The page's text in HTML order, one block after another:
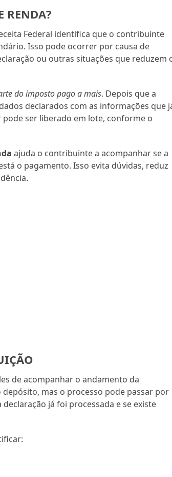
RENDA?
Federal identifica que o contribuinte
Isso pode ocorrer por causa de
ou outras situações que reduzem
do imposto pago a mais. Depois que a
declarados com as informações que
ser liberado em lote, conforme o
ajuda o contribuinte a acompanhar se a
o pagamento. Isso evita dúvidas, reduz
de acompanhar o andamento da
mas o processo pode passar por
já foi processada e se existe